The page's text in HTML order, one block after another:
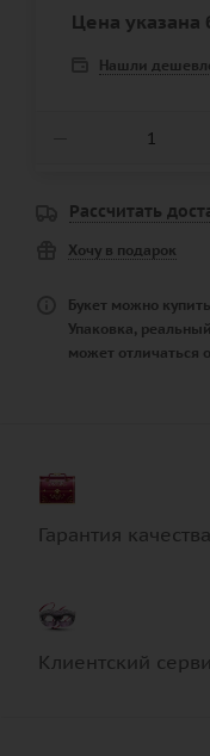
Цена указана
Нашли
Рассчитать
Хочу в подарок
Букет можно
Упаковка,
может отличаться
Гарантия качества
Клиентский